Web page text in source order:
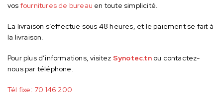
vos fournitures de bureau en toute simplicité.
La livraison s’effectue sous 48 heures, et le paiement se fait à
la livraison.
Pour plus d’informations, visitez Synotec.tnou contactez-
nous par téléphone.
Tél fixe: 70 146 200